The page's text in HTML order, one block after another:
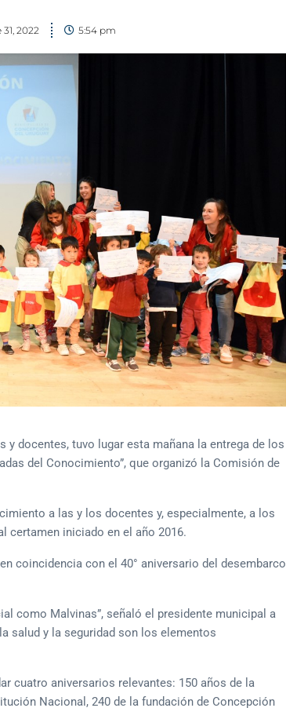
2022 5:54 pm
y docentes, tuvo lugar esta mañana la entrega de los
del Conocimiento”, que organizó la Comisión de
a las y los docentes y, especialmente, a los
certamen iniciado en el año 2016.
coincidencia con el 40° aniversario del desembarco
como Malvinas”, señaló el presidente municipal a
salud y la seguridad son los elementos
cuatro aniversarios relevantes: 150 años de la
Nacional, 240 de la fundación de Concepción